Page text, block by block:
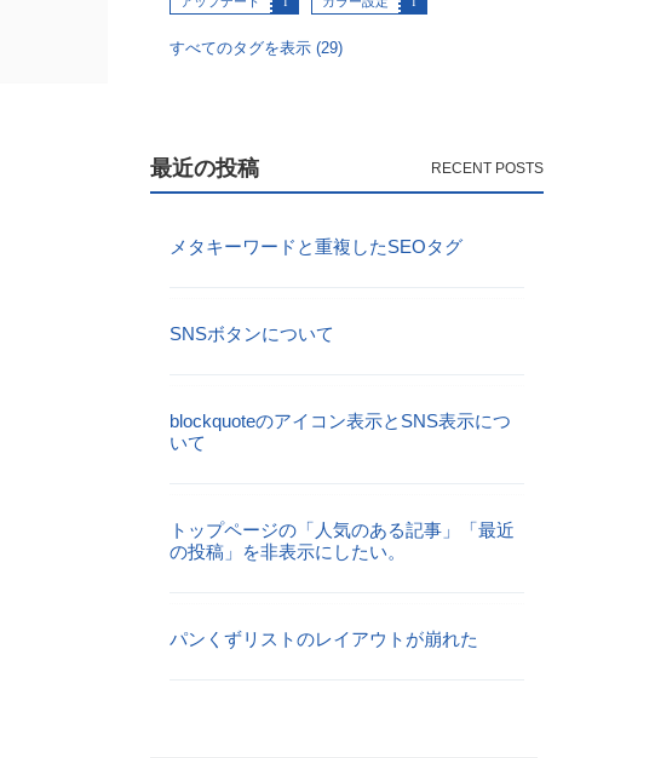
すべてのタグを表示 (29)
最近の投稿
メタキーワードと重複したSEOタグ
SNSボタンについて
blockquoteのアイコン表示とSNS表示につ
いて
トップページの「人気のある記事」「最近
の投稿」を非表示にしたい。
パンくずリストのレイアウトが崩れた